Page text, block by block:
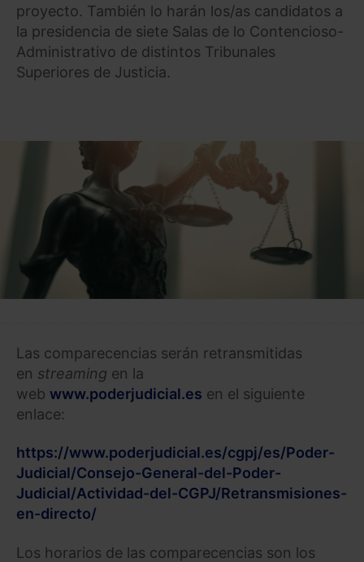
proyecto. También lo harán los/as candidatos a
la presidencia de siete Salas de lo Contencioso-
Administrativo de distintos Tribunales
Superiores de Justicia.
Las comparecencias serán retransmitidas
en streaming en la
web www.poderjudicial.es en el siguiente
enlace:
https://www.poderjudicial.es/cgpj/es/Poder-
Judicial/Consejo-General-del-Poder-
Judicial/Actividad-del-CGPJ/Retransmisiones-
en-directo/
Los horarios de las comparecencias son los